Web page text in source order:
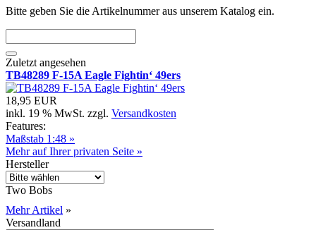
Bitte geben Sie die Artikelnummer aus unserem Katalog ein.
Zuletzt angesehen
TB48289 F-15A Eagle Fightin‘ 49ers
18,95 EUR
inkl. 19 % MwSt. zzgl. Versandkosten
Features:
Maßstab 1:48 »
Mehr auf Ihrer privaten Seite »
Hersteller
Two Bobs
Mehr Artikel »
Versandland